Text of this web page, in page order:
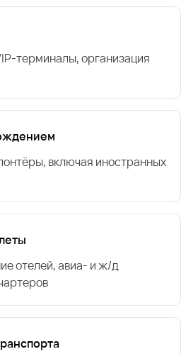
терминалы, организация
включая иностранных
отелей, авиа- и ж/д